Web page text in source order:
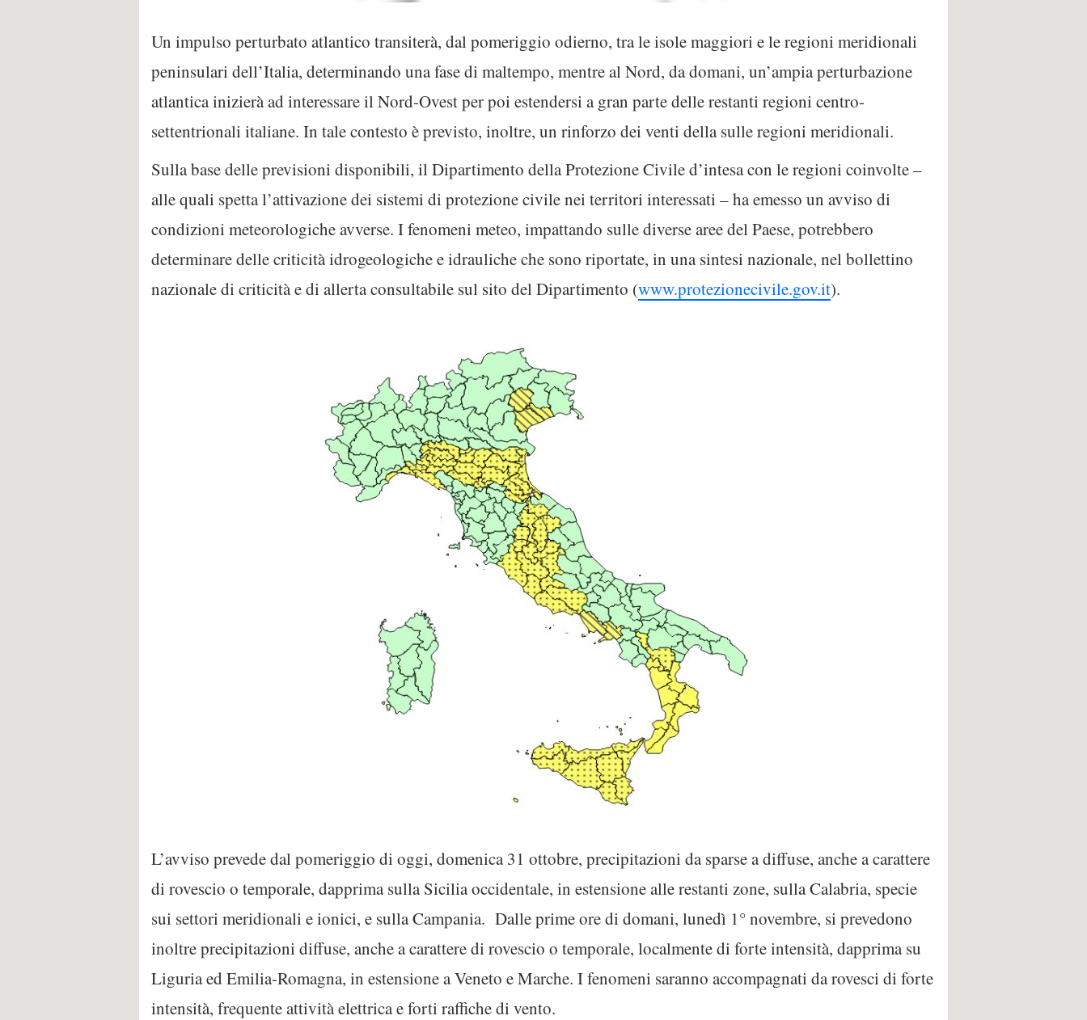
Un impulso perturbato atlantico transiterà, dal pomeriggio odierno, tra le isole maggiori e le regioni meridionali
peninsulari dell’Italia, determinando una fase di maltempo, mentre al Nord, da domani, un’ampia perturbazione
atlantica inizierà ad interessare il Nord-Ovest per poi estendersi a gran parte delle restanti regioni centro-
settentrionali italiane. In tale contesto è previsto, inoltre, un rinforzo dei venti della sulle regioni meridionali.
Sulla base delle previsioni disponibili, il Dipartimento della Protezione Civile d’intesa con le regioni coinvolte –
alle quali spetta l’attivazione dei sistemi di protezione civile nei territori interessati – ha emesso un avviso di
condizioni meteorologiche avverse. I fenomeni meteo, impattando sulle diverse aree del Paese, potrebbero
determinare delle criticità idrogeologiche e idrauliche che sono riportate, in una sintesi nazionale, nel bollettino
nazionale di criticità e di allerta consultabile sul sito del Dipartimento (www.protezionecivile.gov.it).
L’avviso prevede dal pomeriggio di oggi, domenica 31 ottobre, precipitazioni da sparse a diffuse, anche a carattere
di rovescio o temporale, dapprima sulla Sicilia occidentale, in estensione alle restanti zone, sulla Calabria, specie
sui settori meridionali e ionici, e sulla Campania. Dalle prime ore di domani, lunedì 1° novembre, si prevedono
inoltre precipitazioni diffuse, anche a carattere di rovescio o temporale, localmente di forte intensità, dapprima su
Liguria ed Emilia-Romagna, in estensione a Veneto e Marche. I fenomeni saranno accompagnati da rovesci di forte
intensità, frequente attività elettrica e forti raffiche di vento.